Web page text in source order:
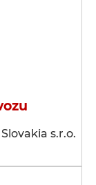
s.r.o.